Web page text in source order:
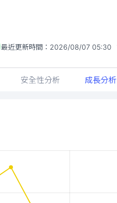
最近更新時間： 2026/08/07 05:30
安全性分析 成長分析